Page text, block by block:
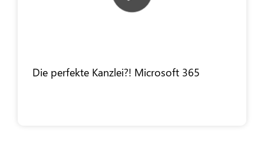
Die perfekte Kanzlei?! Microsoft 365